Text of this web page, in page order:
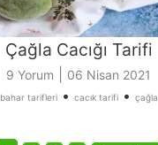
Çağla Cacığı Tarifi
9 Yorum 06 Nisan 2021
bahar tarifleri• cacık tarifi• çağla